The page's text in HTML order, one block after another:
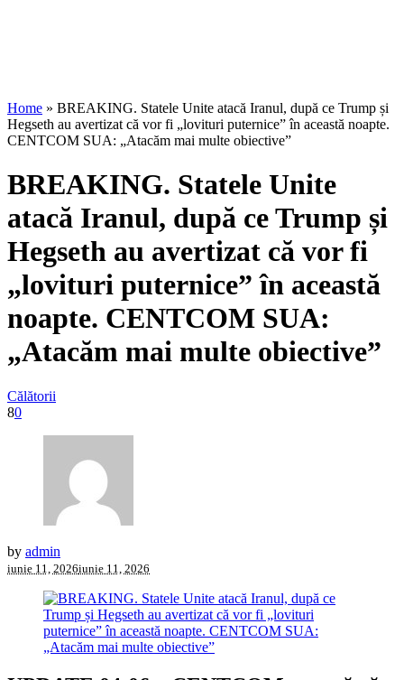
Home » BREAKING. Statele Unite atacă Iranul, după ce Trump și
Hegseth au avertizat că vor fi „lovituri puternice” în această noapte.
CENTCOM SUA: „Atacăm mai multe obiective”
BREAKING. Statele Unite
atacă Iranul, după ce Trump și
Hegseth au avertizat că vor fi
„lovituri puternice” în această
noapte. CENTCOM SUA:
„Atacăm mai multe obiective”
Călătorii
80
by admin
iunie 11, 2026iunie 11, 2026